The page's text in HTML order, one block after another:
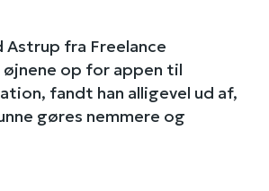
Astrup fra Freelance
op for appen til
fandt han alligevel ud af,
gøres nemmere og